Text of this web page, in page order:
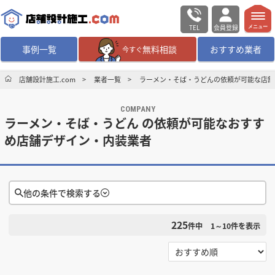
TEL 会員登録
事例一覧 今すぐ無料相談 おすすめ業者
無料相談 ログイン／会員登録
デザイン設計・施工 業者を探す
店舗・商業施設の 施工事例を探す
マッチング案件一覧
メニュー
店舗設計施工.com 業者一覧 ラーメン・そば・うどんの依頼が可能な店
COMPANY
ラーメン・そば・うどん の依頼が可能なおすす
め店舗デザイン・内装業者
他の条件で検索する
225件中 1～10件を表示